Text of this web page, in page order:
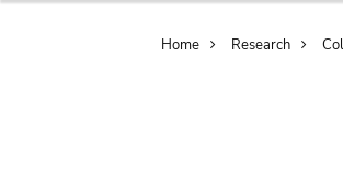
Home Research